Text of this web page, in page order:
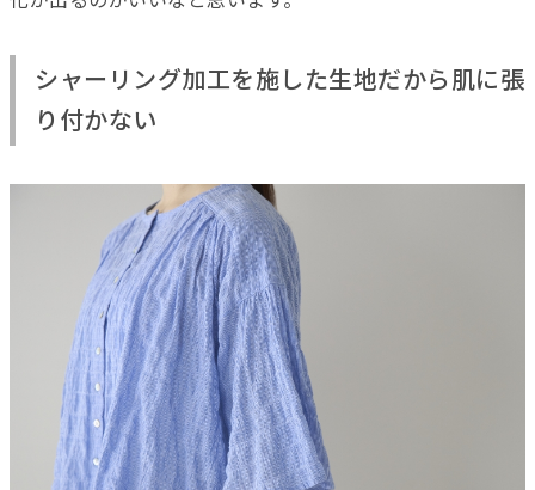
シャーリング加工を施した生地だから肌に張
り付かない